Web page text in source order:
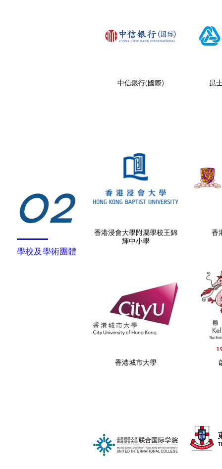
中信銀行(國際) 昆
02
香港浸會大學附屬學校王錦
輝中小學
香
香港城市大學
學校及學術團體